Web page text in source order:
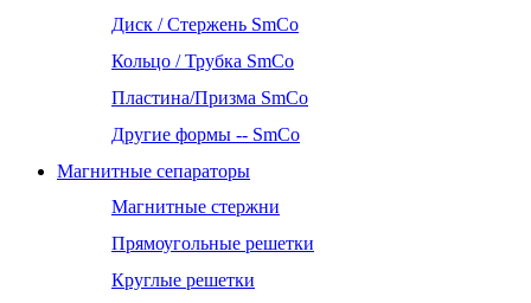
Диск / Стержень SmCo
Кольцо / Трубка SmCo
Пластина/Призма SmCo
Другие формы -- SmCo
Магнитные сепараторы
Магнитные стержни
Прямоугольные решетки
Круглые решетки